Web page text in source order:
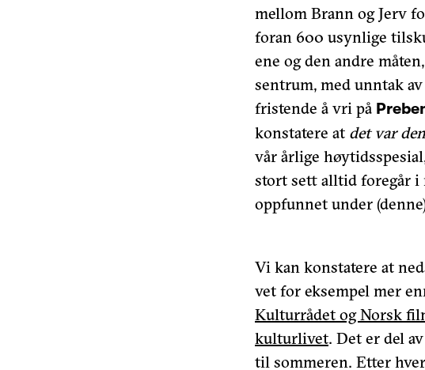
mellom Brann og Jerv
foran 600 usynlige
ene og den andre
sentrum, med unntak
fristende å vri på
konstatere at det var
vår årlige
stort sett alltid foregår i
oppfunnet under
Vi kan konstatere at
vet for eksempel mer
Kulturrådet og Norsk
kulturlivet. Det er del
til sommeren. Etter